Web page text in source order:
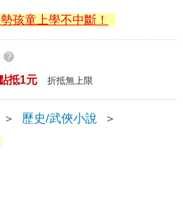
孩童上學不中斷！
?
抵1元 折抵無上限
＞ 歷史/武俠小說
＞